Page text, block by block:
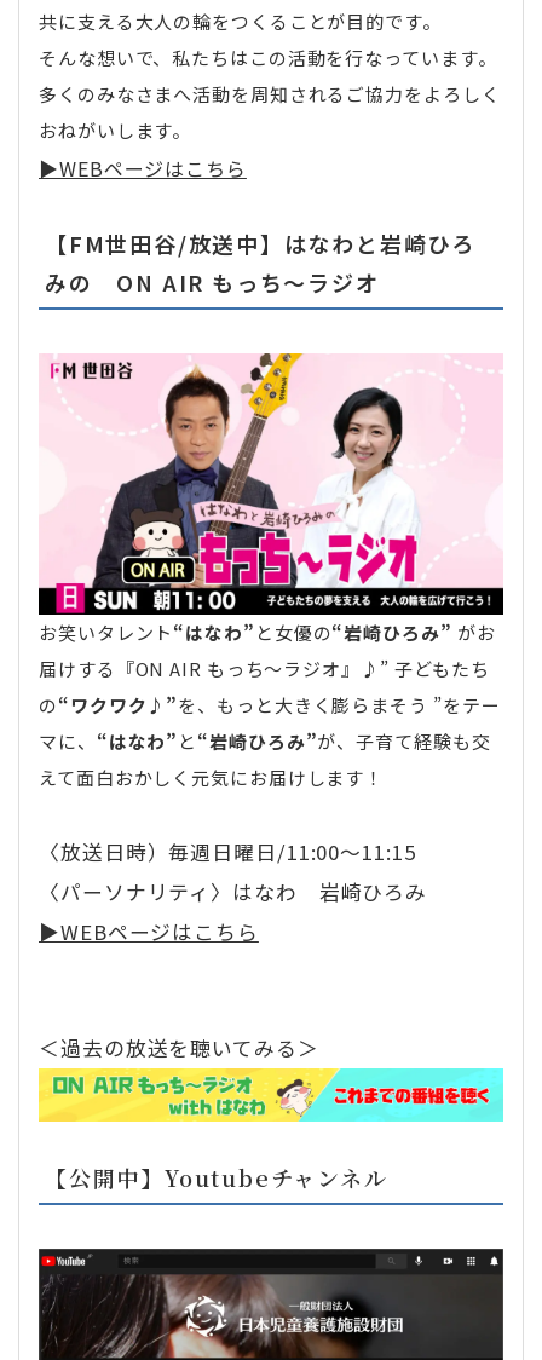
共に支える大人の輪をつくることが目的です。
そんな想いで、私たちはこの活動を行なっています。
多くのみなさまへ活動を周知されるご協力をよろしく
おねがいします。
▶︎WEBページはこちら
【FM世田谷/放送中】はなわと岩崎ひろ
みの ON AIR もっち〜ラジオ
お笑いタレント“はなわ” と女優の“岩崎ひろみ” がお
届けする『ON AIR もっち～ラジオ』♪” 子どもたち
の“ワクワク♪”を、もっと大きく膨らまそう ”をテー
マに、 “はなわ” と“岩崎ひろみ”が、子育て経験も交
えて面白おかしく元気にお届けします！
〈放送日時）毎週日曜日/11:00～11:15
〈パーソナリティ〉はなわ 岩崎ひろみ
▶︎WEBページはこちら
＜過去の放送を聴いてみる＞
【公開中】Youtubeチャンネル